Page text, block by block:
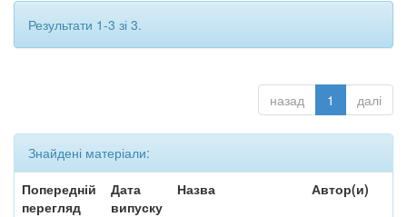
Результати 1-3 зі 3.
назад 1 далі
Знайдені матеріали:
Попередній
перегляд
Дата
випуску
Назва Автор(и)